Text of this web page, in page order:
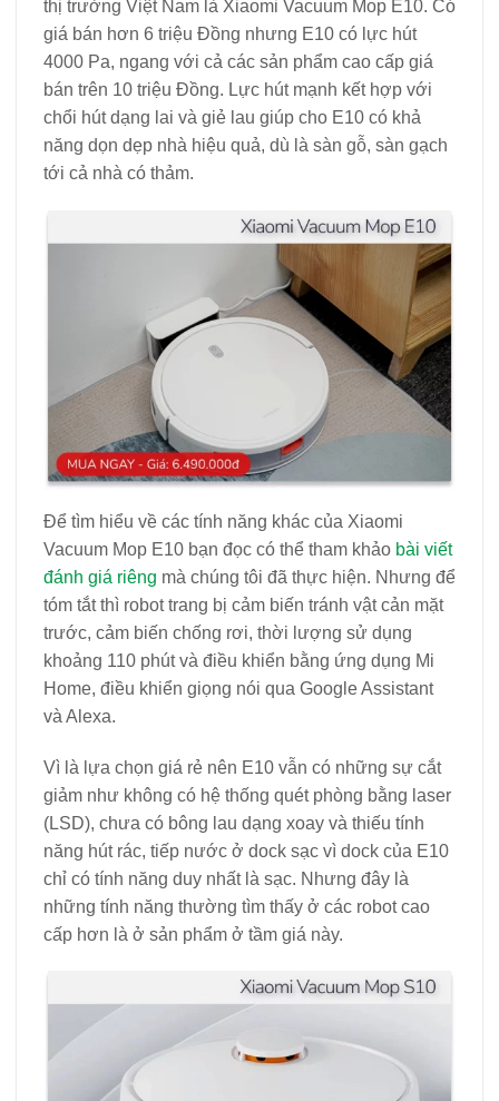
thị trường Việt Nam là Xiaomi Vacuum Mop E10. Có
giá bán hơn 6 triệu Đồng nhưng E10 có lực hút
4000 Pa, ngang với cả các sản phẩm cao cấp giá
bán trên 10 triệu Đồng. Lực hút mạnh kết hợp với
chổi hút dạng lai và giẻ lau giúp cho E10 có khả
năng dọn dẹp nhà hiệu quả, dù là sàn gỗ, sàn gạch
tới cả nhà có thảm.
Để tìm hiểu về các tính năng khác của Xiaomi
Vacuum Mop E10 bạn đọc có thể tham khảo bài viết
đánh giá riêng mà chúng tôi đã thực hiện. Nhưng để
tóm tắt thì robot trang bị cảm biến tránh vật cản mặt
trước, cảm biến chống rơi, thời lượng sử dụng
khoảng 110 phút và điều khiển bằng ứng dụng Mi
Home, điều khiển giọng nói qua Google Assistant
và Alexa.
Vì là lựa chọn giá rẻ nên E10 vẫn có những sự cắt
giảm như không có hệ thống quét phòng bằng laser
(LSD), chưa có bông lau dạng xoay và thiếu tính
năng hút rác, tiếp nước ở dock sạc vì dock của E10
chỉ có tính năng duy nhất là sạc. Nhưng đây là
những tính năng thường tìm thấy ở các robot cao
cấp hơn là ở sản phẩm ở tầm giá này.